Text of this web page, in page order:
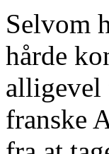
Selvom
hårde
alligevel
franske